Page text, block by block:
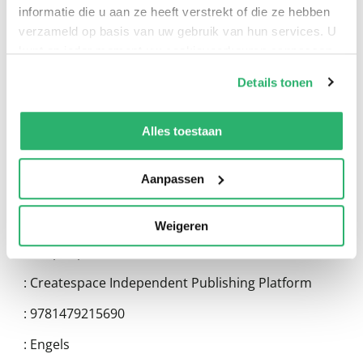
informatie die u aan ze heeft verstrekt of die ze hebben
verzameld op basis van uw gebruik van hun services. U
kunt op ieder moment uw cookievoorkeuren aanpassen
We werken samen met13 derdendie uw gegevens
kunnen ontvangen en verwerken.
Details tonen
Alles toestaan
Aanpassen
Weigeren
0|0
:Keepitup Johnson
: Createspace Independent Publishing Platform
: 9781479215690
: Engels